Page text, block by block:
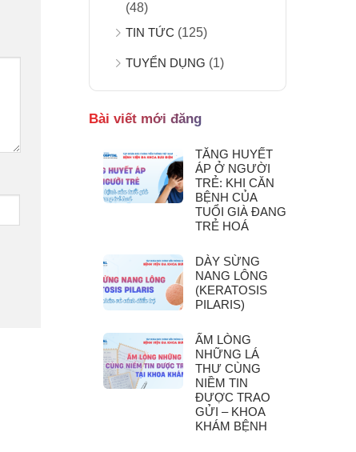
(48)
TIN TỨC (125)
TUYỂN DỤNG (1)
Bài viết mới đăng
TĂNG HUYẾT
ÁP Ở NGƯỜI
TRẺ: KHI CĂN
BỆNH CỦA
TUỔI GIÀ ĐANG
TRẺ HOÁ
DÀY SỪNG
NANG LÔNG
(KERATOSIS
PILARIS)
ẤM LÒNG
NHỮNG LÁ
THƯ CÙNG
NIỀM TIN
ĐƯỢC TRAO
GỬI – KHOA
KHÁM BỆNH